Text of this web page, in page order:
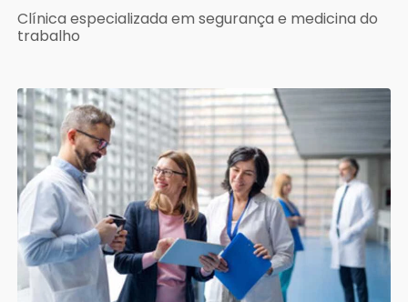
Clínica especializada em segurança e medicina do
trabalho